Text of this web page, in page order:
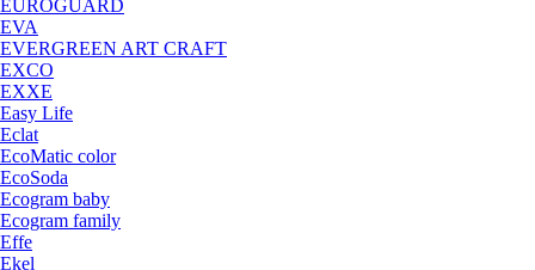
EUROGUARD
EVA
EVERGREEN ART CRAFT
EXCO
EXXE
Easy Life
Eclat
EcoMatic color
EcoSoda
Ecogram baby
Ecogram family
Effe
Ekel